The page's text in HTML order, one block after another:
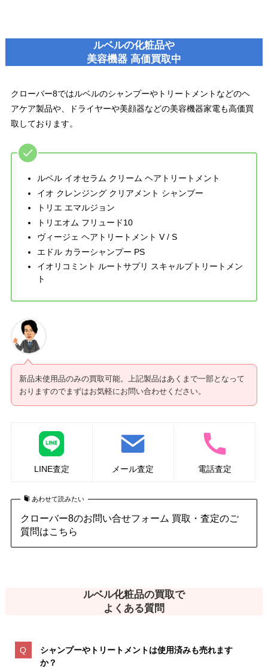
ルベルの化粧品や
美容機器 高価買取中
クローバー8ではルベルのシャンプーやトリートメントなどのヘ
アケア製品や、ドライヤーや美顔器などの美容機器家電も高価買
取しております。
ルベル イオセラム クリーム ヘアトリートメント
イオ クレンジング クリアメント シャンプー
トリエ エマルジョン
トリエオム フリュード10
ヴィージェ ヘアトリートメント V / S
エドル カラーシャンプー PS
イオリコミント ルートサプリ スキャルプトリートメン
ト
新品未使用品のみの買取可能。上記製品はあくまで一部となって
おりますのでまずはお気軽にお問い合わせください。
LINE査定 メール査定 電話査定
あわせて読みたい
クローバー8のお問い合せフォーム 買取・査定のご
質問はこちら
ルベル化粧品の買取で
よくある質問
シャンプーやトリートメントは使用済みも売れます
か？